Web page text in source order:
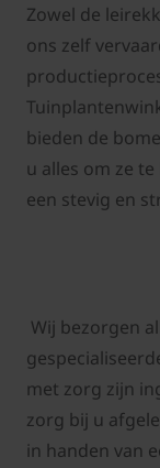
Zowel de
ons zelf
bieden de
u alles om ze
een stevig en
Wij bezorgen
met zorg zijn
zorg bij u
in handen van